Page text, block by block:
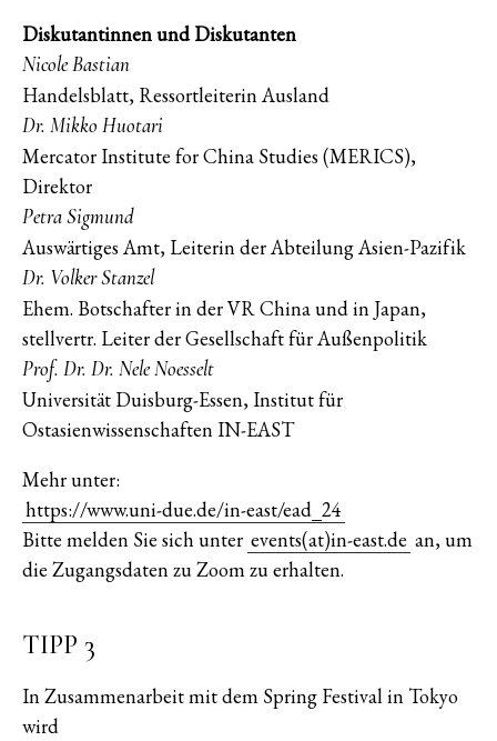
Diskutantinnen und Diskutanten
Nicole Bastian
Handelsblatt, Ressortleiterin Ausland
Dr. Mikko Huotari
Mercator Institute for China Studies (MERICS),
Direktor
Petra Sigmund
Auswärtiges Amt, Leiterin der Abteilung Asien-Pazifik
Dr. Volker Stanzel
Ehem. Botschafter in der VR China und in Japan,
stellvertr. Leiter der Gesellschaft für Außenpolitik
Prof. Dr. Dr. Nele Noesselt
Universität Duisburg-Essen, Institut für
Ostasienwissenschaften IN-EAST
Mehr unter:
https://www.uni-due.de/in-east/ead_24
Bitte melden Sie sich unter events(at)in-east.de an, um
die Zugangsdaten zu Zoom zu erhalten.
TIPP 3
In Zusammenarbeit mit dem Spring Festival in Tokyo
wird